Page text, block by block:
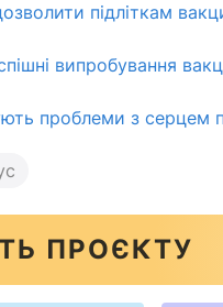
підліткам
випробування
проблеми з серцем
ПРОЄКТУ